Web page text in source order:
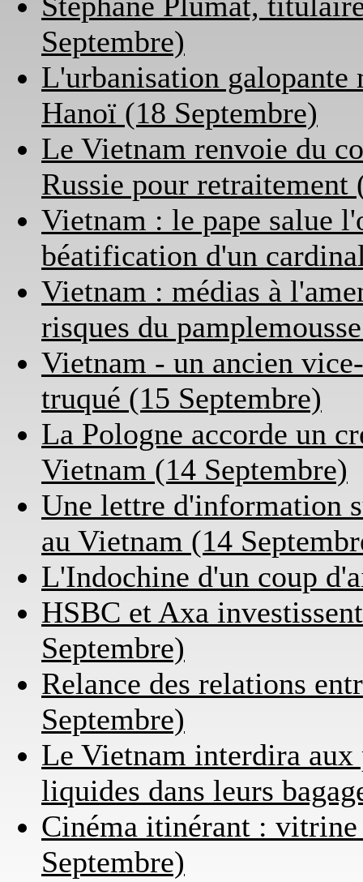
Septembre)
L'urbanisation galopante
Hanoï (18 Septembre)
Le Vietnam renvoie du
Russie pour retraitement
Vietnam : le pape salue
béatification d'un
Vietnam : médias à
risques du
Vietnam - un ancien
truqué (15 Septembre)
La Pologne accorde un
Vietnam (14 Septembre)
Une lettre d'information
au Vietnam (14
L'Indochine d'un coup
HSBC et Axa
Septembre)
Relance des relations
Septembre)
Le Vietnam interdira aux
liquides dans leurs
Cinéma itinérant :
Septembre)